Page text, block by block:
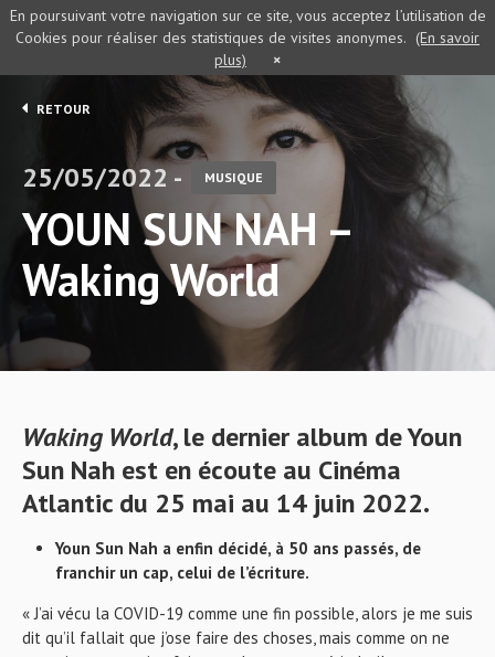
RETOUR
25/05/2022 - MUSIQUE
YOUN SUN NAH –
Waking World
Waking World, le dernier album de Youn
Sun Nah est en écoute au Cinéma
Atlantic du 25 mai au 14 juin 2022.
Youn Sun Nah a enfin décidé, à 50 ans passés, de
franchir un cap, celui de l’écriture.
« J’ai vécu la COVID-19 comme une fin possible, alors je me suis
dit qu’il fallait que j’ose faire des choses, mais comme on ne
En poursuivant votre navigation sur ce site, vous acceptez l’utilisation de
Cookies pour réaliser des statistiques de visites anonymes. (En savoir
plus)
×